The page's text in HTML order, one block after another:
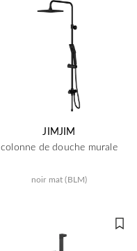
JIMJIM
colonne de douche murale
noir mat (BLM)